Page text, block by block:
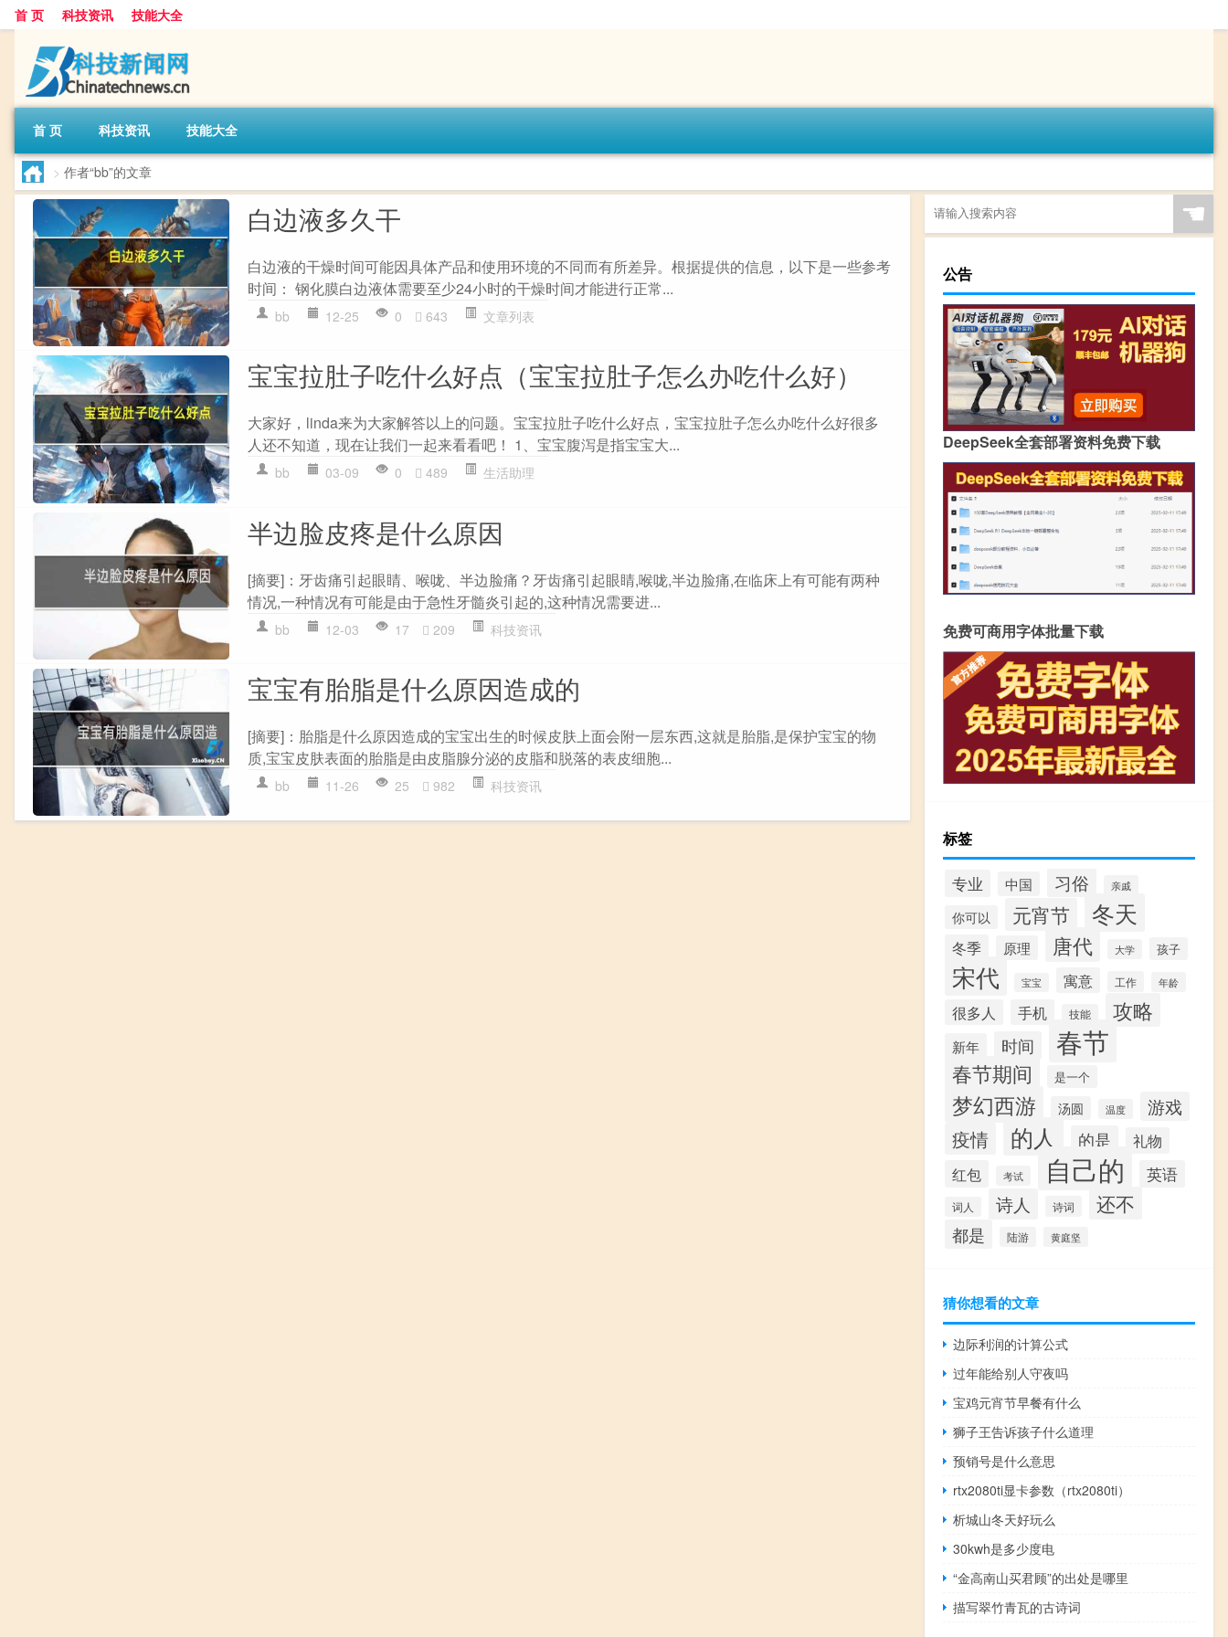
首 页 科技资讯 技能大全
首 页 科技资讯 技能大全
> 作者“bb”的文章
白边液多久干
白边液的干燥时间可能因具体产品和使用环境的不同而有所差异。根据提供的信息，以下是一些参考
时间： 钢化膜白边液体需要至少24小时的干燥时间才能进行正常...
bb 12-25 0 643 文章列表
宝宝拉肚子吃什么好点（宝宝拉肚子怎么办吃什么好）
大家好，linda来为大家解答以上的问题。宝宝拉肚子吃什么好点，宝宝拉肚子怎么办吃什么好很多
人还不知道，现在让我们一起来看看吧！ 1、宝宝腹泻是指宝宝大...
bb 03-09 0 489 生活助理
半边脸皮疼是什么原因
[摘要]：牙齿痛引起眼睛、喉咙、半边脸痛？牙齿痛引起眼睛,喉咙,半边脸痛,在临床上有可能有两种
情况,一种情况有可能是由于急性牙髓炎引起的,这种情况需要进...
bb 12-03 17 209 科技资讯
宝宝有胎脂是什么原因造成的
[摘要]：胎脂是什么原因造成的宝宝出生的时候皮肤上面会附一层东西,这就是胎脂,是保护宝宝的物
质,宝宝皮肤表面的胎脂是由皮脂腺分泌的皮脂和脱落的表皮细胞...
bb 11-26 25 982 科技资讯
☚
公告
DeepSeek全套部署资料免费下载
免费可商用字体批量下载
标签
专业 中国 习俗 亲戚
你可以 元宵节 冬天
冬季 原理 唐代 大学 孩子
宋代 宝宝 寓意 工作 年龄
很多人 手机 技能 攻略
新年 时间 春节
春节期间 是一个
梦幻西游 汤圆 温度 游戏
疫情 的人 的是 礼物
红包 考试 自己的 英语
词人 诗人 诗词 还不
都是 陆游 黄庭坚
猜你想看的文章
边际利润的计算公式
过年能给别人守夜吗
宝鸡元宵节早餐有什么
狮子王告诉孩子什么道理
预销号是什么意思
rtx2080ti显卡参数（rtx2080ti）
析城山冬天好玩么
30kwh是多少度电
“金高南山买君顾”的出处是哪里
描写翠竹青瓦的古诗词